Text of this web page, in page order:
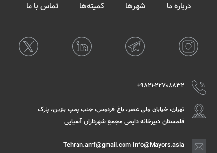
درباره ما شهرها کمیته‌ها تماس با ما
9821-22708832+
تهران، خیابان ولی عصر، باغ فردوس، جنب پمپ بنزین، پارک
قلمستان دبیرخانه دایمی مجمع شهرداران آسیایی
Tehran.amf@gmail.com Info@Mayors.asia